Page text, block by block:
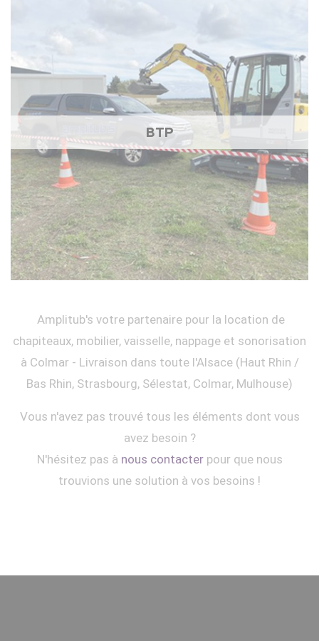
BTP
Amplitub's votre partenaire pour la location de
chapiteaux, mobilier, vaisselle, nappage et sonorisation
à Colmar - Livraison dans toute l'Alsace (Haut Rhin /
Bas Rhin, Strasbourg, Sélestat, Colmar, Mulhouse)
Vous n'avez pas trouvé tous les éléments dont vous
avez besoin ?
N'hésitez pas à nous contacterpour que nous
trouvions une solution à vos besoins !